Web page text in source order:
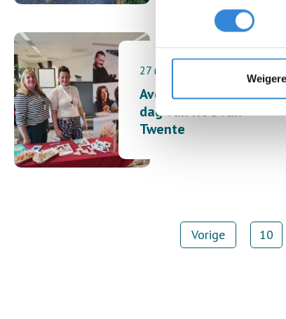
Aveleijn op de open
dag van ROC van
Twente
27 november 2024
Vorige 10